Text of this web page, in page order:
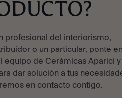
profesional del interiorismo,
o un particular, ponte en
equipo de Cerámicas Aparici y
dar solución a tus
en contacto contigo.